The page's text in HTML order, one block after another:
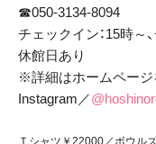
☎050-3134-8094
チェックイン：15時～
休館日あり
※詳細はホームページ
Instagram／
Ｔシャツ￥22000／ボウル